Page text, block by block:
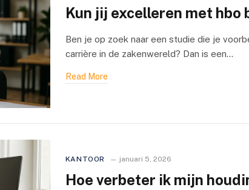
Kun jij excelleren met
Ben je op zoek naar een studie die je
carrière in de zakenwereld? Dan is een…
Read More
KANTOOR januari 5, 2026
Hoe verbeter ik mijn